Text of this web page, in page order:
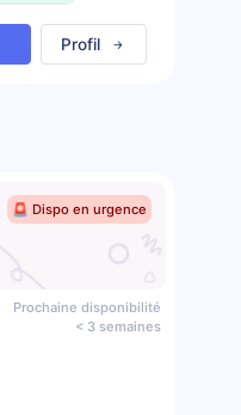
Profil
🚨 Dispo en urgence
Prochaine disponibilité
< 3 semaines